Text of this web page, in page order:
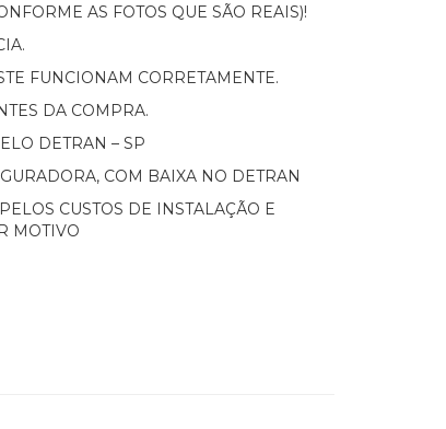
AS FOTOS QUE SÃO REAIS)!
FUNCIONAM CORRETAMENTE.
DA COMPRA.
DETRAN – SP
COM BAIXA NO DETRAN
CUSTOS DE INSTALAÇÃO E
MOTIVO